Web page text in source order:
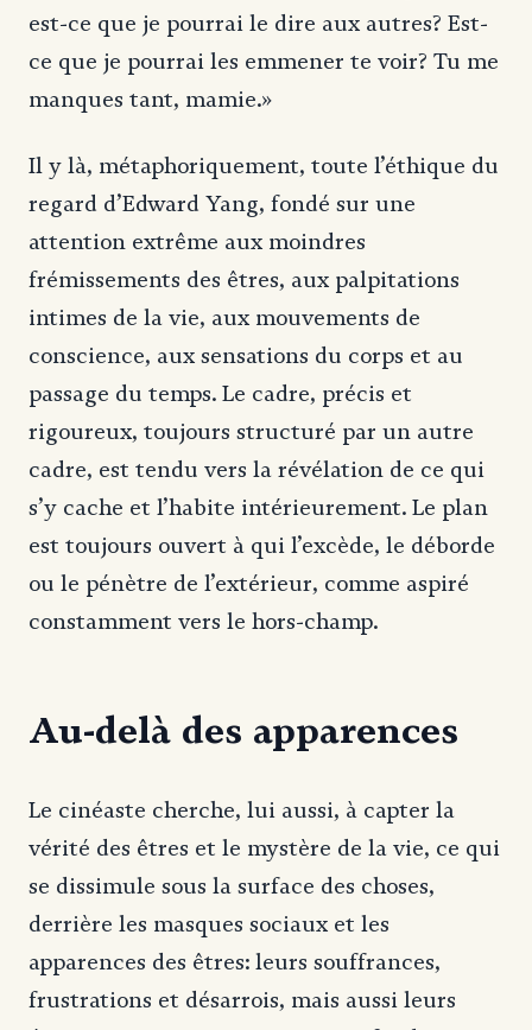
est-ce que je pourrai le dire aux autres? Est-
ce que je pourrai les emmener te voir? Tu me
manques tant, mamie.»
Il y là, métaphoriquement, toute l’éthique du
regard d’Edward Yang, fondé sur une
attention extrême aux moindres
frémissements des êtres, aux palpitations
intimes de la vie, aux mouvements de
conscience, aux sensations du corps et au
passage du temps. Le cadre, précis et
rigoureux, toujours structuré par un autre
cadre, est tendu vers la révélation de ce qui
s’y cache et l’habite intérieurement. Le plan
est toujours ouvert à qui l’excède, le déborde
ou le pénètre de l’extérieur, comme aspiré
constamment vers le hors-champ.
Au-delà des apparences
Le cinéaste cherche, lui aussi, à capter la
vérité des êtres et le mystère de la vie, ce qui
se dissimule sous la surface des choses,
derrière les masques sociaux et les
apparences des êtres: leurs souffrances,
frustrations et désarrois, mais aussi leurs